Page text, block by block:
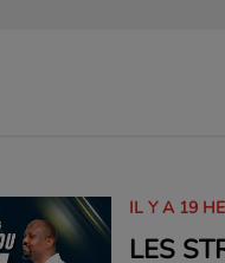
IL Y A 19
LES